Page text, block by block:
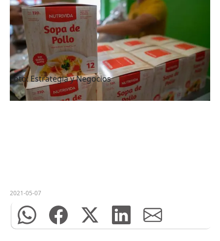
Foto: Estrategia y Negocios
2021-05-07